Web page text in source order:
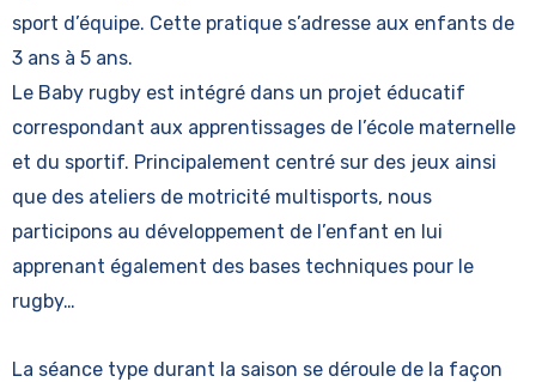
sport d’équipe. Cette pratique s’adresse aux enfants de
3 ans à 5 ans.
Le Baby rugby est intégré dans un projet éducatif
correspondant aux apprentissages de l’école maternelle
et du sportif. Principalement centré sur des jeux ainsi
que des ateliers de motricité multisports, nous
participons au développement de l’enfant en lui
apprenant également des bases techniques pour le
rugby…
La séance type durant la saison se déroule de la façon